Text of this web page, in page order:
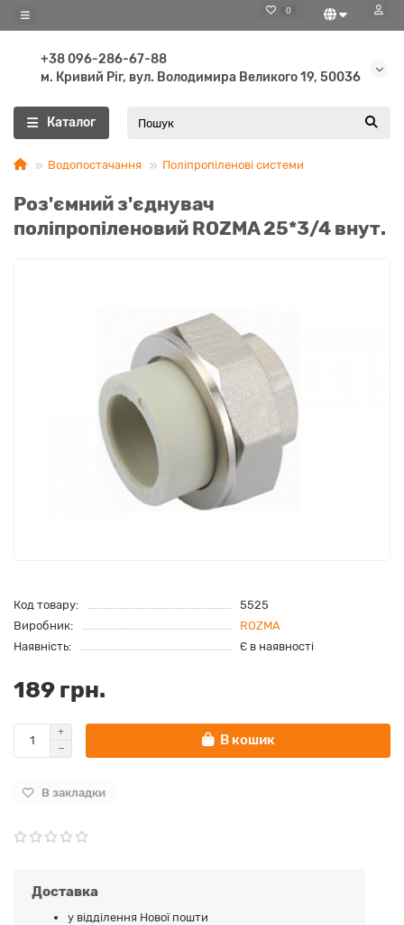
0
+38 096-286-67-88
м. Кривий Ріг, вул. Володимира Великого 19, 50036
Каталог
Водопостачання Поліпропіленові системи
Роз'ємний з'єднувач
поліпропіленовий ROZMA 25*3/4 внут.
Код товару:
5525
Виробник:
ROZMA
Наявність:
Є в наявності
189 грн.
В кошик
В закладки
Доставка
у відділення Нової пошти